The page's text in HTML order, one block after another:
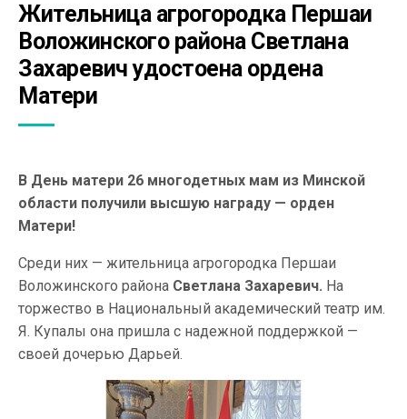
Жительница агрогородка Першаи
Воложинского района Светлана
Захаревич удостоена ордена
Матери
В День матери 26 многодетных мам из Минской
области получили высшую награду — орден
Матери!
Среди них — жительница агрогородка Першаи
Воложинского района Светлана Захаревич. На
торжество в Национальный академический театр им.
Я. Купалы она пришла с надежной поддержкой —
своей дочерью Дарьей.